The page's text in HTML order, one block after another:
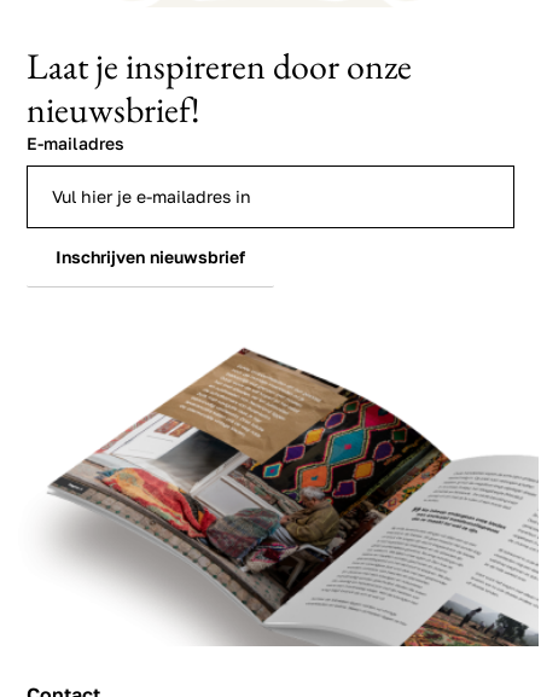
Laat je inspireren door onze
nieuwsbrief!
E-mailadres
Inschrijven nieuwsbrief